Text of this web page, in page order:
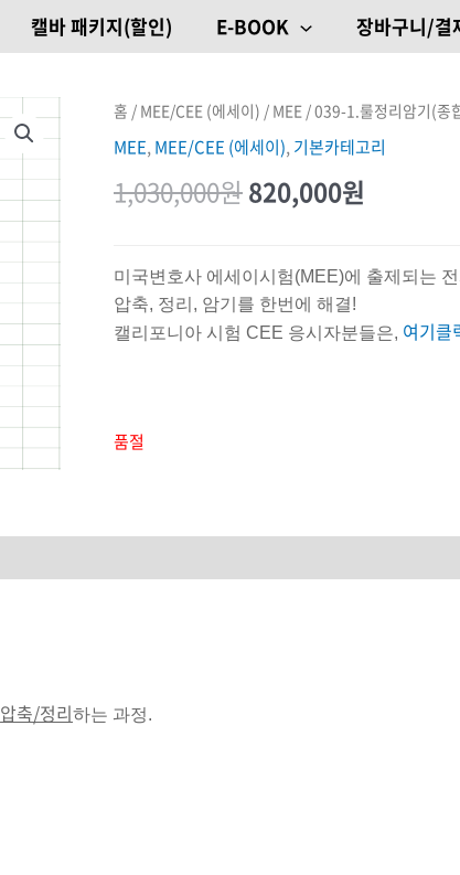
캘바 패키지(할인) E-BOOK 장바구니/결
홈 / MEE/CEE (에세이) / MEE / 039-1.룰정리암기(종
MEE, MEE/CEE (에세이), 기본카테고리
1,030,000원
원래
가격:
1,030,000원.
820,000원
현재
가격:
미국변호사 에세이시험(MEE)에 출제되는
압축, 정리, 암기를 한번에 해결!
캘리포니아 시험 CEE 응시자분들은, 여기클
품절
압축/정리하는 과정.